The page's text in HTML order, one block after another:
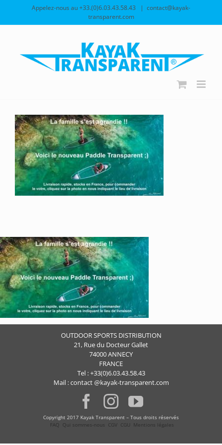
contenu
Appelez-nous au +33.(0)6.03.43.58.43 | contact@kayak-
transparent.com
OUTDOOR SPORTS DISTRIBUTION
21, Rue du Docteur Gallet
74000 ANNECY
FRANCE
Tel : +33(0)6.03.43.58.43
Mail : contact @kayak-transparent.com
Copyright 2017 Kayak Transparent – Tous droits réservés
FAQ Qui sommes-nous CGV CGU Mentions légales